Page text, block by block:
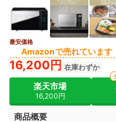
最安価格
Amazonで売れています
16,200円 在庫わずか
楽天市場
16,200円
商品概要